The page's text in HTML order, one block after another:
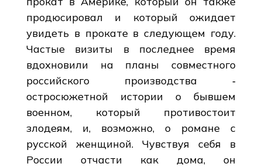
продюсировал и который ожидает
увидеть в прокате в следующем году.
Частые визиты в последнее время
вдохновили на планы совместного
российского производства ‑
остросюжетной истории о бывшем
военном, который противостоит
злодеям, и, возможно, о романе с
русской женщиной. Чувствуя себя в
России отчасти как дома, он